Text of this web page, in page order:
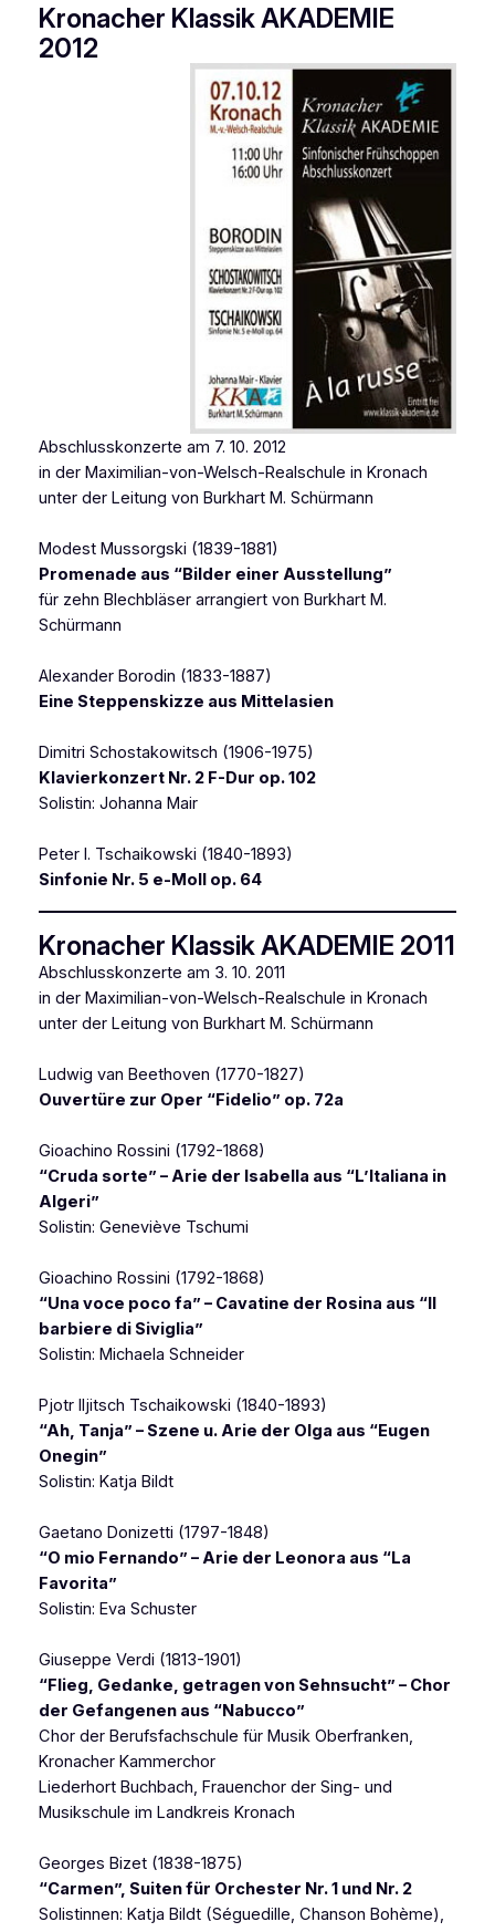
Kronacher Klassik AKADEMIE
2012
Abschlusskonzerte am 7. 10. 2012
in der Maximilian-von-Welsch-Realschule in Kronach
unter der Leitung von Burkhart M. Schürmann
Modest Mussorgski (1839-1881)
Promenade aus “Bilder einer Ausstellung”
für zehn Blechbläser arrangiert von Burkhart M.
Schürmann
Alexander Borodin (1833-1887)
Eine Steppenskizze aus Mittelasien
Dimitri Schostakowitsch (1906-1975)
Klavierkonzert Nr. 2 F-Dur op. 102
Solistin: Johanna Mair
Peter I. Tschaikowski (1840-1893)
Sinfonie Nr. 5 e-Moll op. 64
Kronacher Klassik AKADEMIE 2011
Abschlusskonzerte am 3. 10. 2011
in der Maximilian-von-Welsch-Realschule in Kronach
unter der Leitung von Burkhart M. Schürmann
Ludwig van Beethoven (1770-1827)
Ouvertüre zur Oper “Fidelio” op. 72a
Gioachino Rossini (1792-1868)
“Cruda sorte” – Arie der Isabella aus “L’Italiana in
Algeri”
Solistin: Geneviève Tschumi
Gioachino Rossini (1792-1868)
“Una voce poco fa” – Cavatine der Rosina aus “Il
barbiere di Siviglia”
Solistin: Michaela Schneider
Pjotr Iljitsch Tschaikowski (1840-1893)
“Ah, Tanja” – Szene u. Arie der Olga aus “Eugen
Onegin”
Solistin: Katja Bildt
Gaetano Donizetti (1797-1848)
“O mio Fernando” – Arie der Leonora aus “La
Favorita”
Solistin: Eva Schuster
Giuseppe Verdi (1813-1901)
“Flieg, Gedanke, getragen von Sehnsucht” – Chor
der Gefangenen aus “Nabucco”
Chor der Berufsfachschule für Musik Oberfranken,
Kronacher Kammerchor
Liederhort Buchbach, Frauenchor der Sing- und
Musikschule im Landkreis Kronach
Georges Bizet (1838-1875)
“Carmen”, Suiten für Orchester Nr. 1 und Nr. 2
Solistinnen: Katja Bildt (Séguedille, Chanson Bohème),